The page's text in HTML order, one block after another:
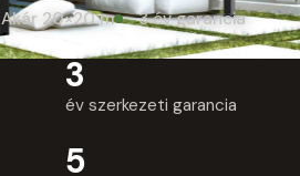
Akár 20×20 m
3 év garancia
3
év szerkezeti garancia
5